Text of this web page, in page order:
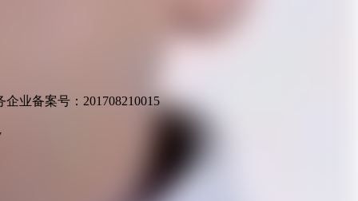
业备案号：201708210015